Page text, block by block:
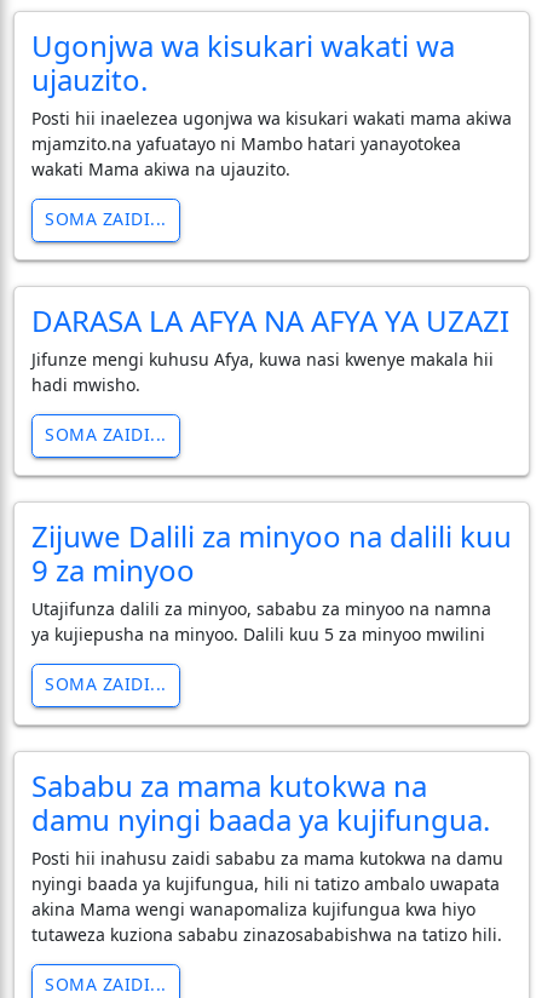
Ugonjwa wa kisukari wakati wa
ujauzito.
Posti hii inaelezea ugonjwa wa kisukari wakati mama akiwa
mjamzito.na yafuatayo ni Mambo hatari yanayotokea
wakati Mama akiwa na ujauzito.
SOMA ZAIDI...
DARASA LA AFYA NA AFYA YA UZAZI
Jifunze mengi kuhusu Afya, kuwa nasi kwenye makala hii
hadi mwisho.
SOMA ZAIDI...
Zijuwe Dalili za minyoo na dalili kuu
9 za minyoo
Utajifunza dalili za minyoo, sababu za minyoo na namna
ya kujiepusha na minyoo. Dalili kuu 5 za minyoo mwilini
SOMA ZAIDI...
Sababu za mama kutokwa na
damu nyingi baada ya kujifungua.
Posti hii inahusu zaidi sababu za mama kutokwa na damu
nyingi baada ya kujifungua, hili ni tatizo ambalo uwapata
akina Mama wengi wanapomaliza kujifungua kwa hiyo
tutaweza kuziona sababu zinazosababishwa na tatizo hili.
SOMA ZAIDI...